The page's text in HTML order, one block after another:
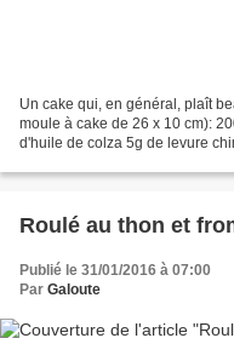
Un cake qui, en général, plaît
moule à cake de 26 x 10 cm):
d'huile de colza 5g de levure
Roulé au thon et
Publié le 31/01/2016 à 07:00
Par Galoute